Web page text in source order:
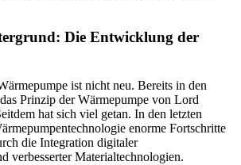
Die Entwicklung der
ist nicht neu. Bereits in den
Prinzip der Wärmepumpe von Lord
hat sich viel getan. In den letzten
enorme Fortschritte
die Integration digitaler
verbesserter Materialtechnologien.